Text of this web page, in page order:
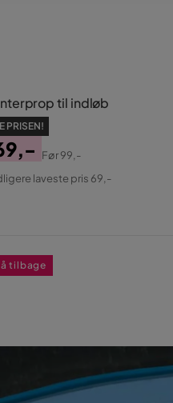
til indløb
PRISEN!
Før99,-
laveste pris 69,-
tilbage